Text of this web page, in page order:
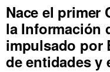
Nace el primer
la Información
impulsado por
de entidades y